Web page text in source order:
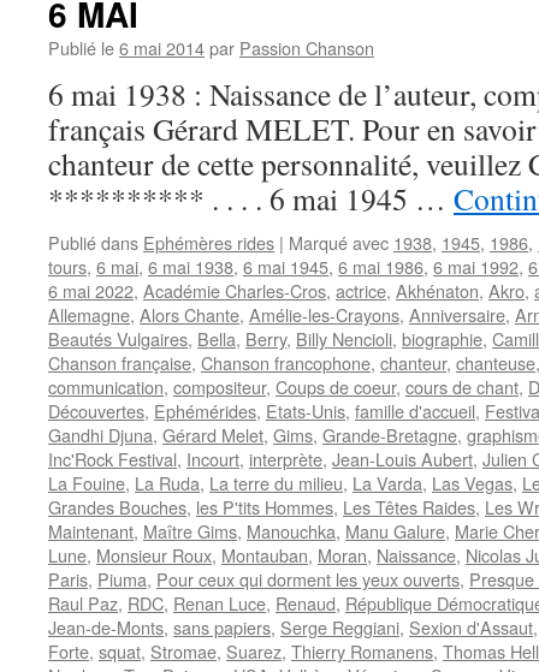
6 MAI
Publié le6 mai 2014par Passion Chanson
6 mai 1938 : Naissance de l’auteur,
français Gérard MELET. Pour en
chanteur de cette personnalité,
********** . . . . 6 mai 1945 …
Publié dans Ephémères rides | Marqué avec 1938, 1945, 1986,
tours, 6 mai, 6 mai 1938, 6 mai 1945, 6 mai 1986, 6 mai 1992,
6 mai 2022, Académie Charles-Cros, actrice, Akhénaton, Akro,
Allemagne, Alors Chante, Amélie-les-Crayons, Anniversaire,
Beautés Vulgaires, Bella, Berry, Billy Nencioli, biographie,
Chanson française, Chanson francophone, chanteur, chanteuse
communication, compositeur, Coups de coeur, cours de chant,
Découvertes, Ephémérides, Etats-Unis, famille d'accueil,
Gandhi Djuna, Gérard Melet, Gims, Grande-Bretagne,
Inc'Rock Festival, Incourt, interprète, Jean-Louis Aubert, Julien
La Fouine, La Ruda, La terre du milieu, La Varda, Las Vegas,
Grandes Bouches, les P'tits Hommes, Les Têtes Raides, Les
Maintenant, Maître Gims, Manouchka, Manu Galure, Marie
Lune, Monsieur Roux, Montauban, Moran, Naissance, Nicolas
Paris, Piuma, Pour ceux qui dorment les yeux ouverts, Presque
Raul Paz, RDC, Renan Luce, Renaud, République
Jean-de-Monts, sans papiers, Serge Reggiani, Sexion d'Assaut
Forte, squat, Stromae, Suarez, Thierry Romanens, Thomas